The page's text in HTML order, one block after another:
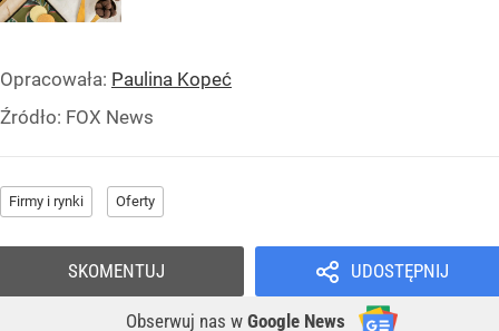
Opracowała: Paulina Kopeć
Źródło: FOX News
Firmy i rynki Oferty
UDOSTĘPNIJ
Obserwuj nas w Google News
SKOMENTUJ